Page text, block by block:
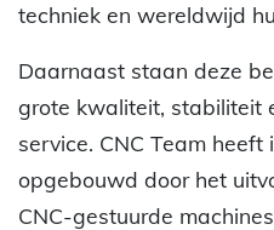
techniek en wereldwijd
Daarnaast staan deze
grote kwaliteit, stabiliteit
service. CNC Team
opgebouwd door het
CNC-gestuurde